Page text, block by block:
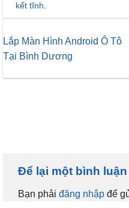
kết tĩnh.
Lắp Màn Hình Android Ô Tô
Tại Bình Dương
Để lại một bình luận
Bạn phải đăng nhập để